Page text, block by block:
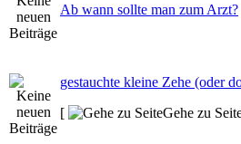
Ab wann sollte man zum Arzt?
gestauchte kleine Zehe (oder
[
Gehe zu